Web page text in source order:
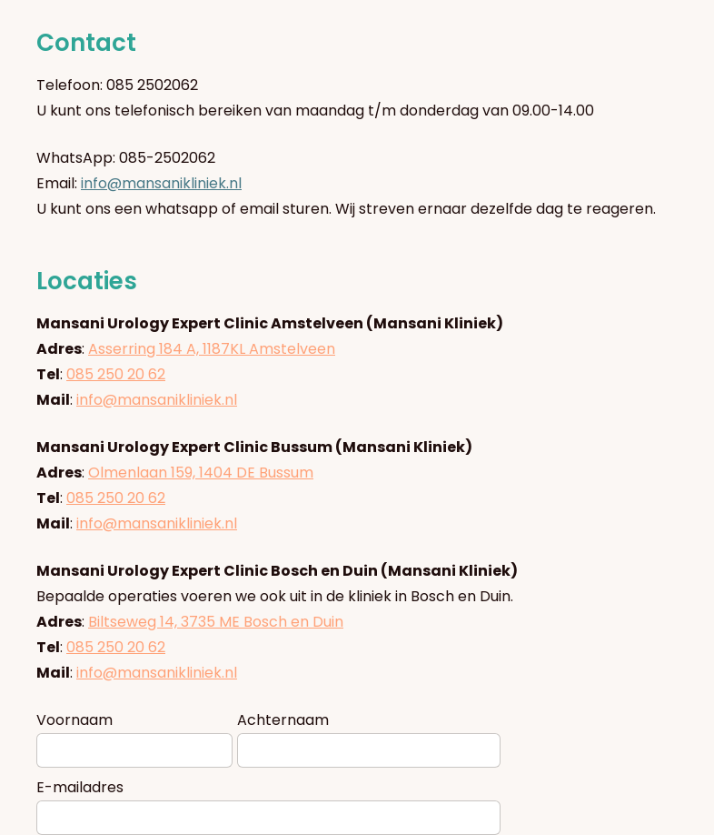
Contact
Telefoon: 085 2502062
U kunt ons telefonisch bereiken van maandag t/m donderdag van 09.00-14.00
WhatsApp: 085-2502062
Email: info@mansanikliniek.nl
U kunt ons een whatsapp of email sturen. Wij streven ernaar dezelfde dag te reageren.
Locaties
Mansani Urology Expert Clinic Amstelveen (Mansani Kliniek)
Adres: Asserring 184 A, 1187KL Amstelveen
Tel: 085 250 20 62
Mail: info@mansanikliniek.nl
Mansani Urology Expert Clinic Bussum (Mansani Kliniek)
Adres: Olmenlaan 159, 1404 DE Bussum
Tel: 085 250 20 62
Mail: info@mansanikliniek.nl
Mansani Urology Expert Clinic Bosch en Duin (Mansani Kliniek)
Bepaalde operaties voeren we ook uit in de kliniek in Bosch en Duin.
Adres: Biltseweg 14, 3735 ME Bosch en Duin
Tel: 085 250 20 62
Mail: info@mansanikliniek.nl
Voornaam Achternaam
E-mailadres